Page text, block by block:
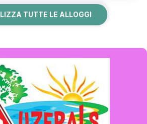
TUTTE LE ALLOGGI